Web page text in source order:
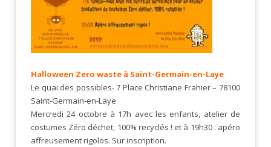
Halloween Zero waste à Saint-Germain-en-Laye
Le quai des possibles- 7 Place Christiane Frahier – 78100
Saint-Germain-en-Laye
Mercredi 24 octobre à 17h avec les enfants, atelier de
costumes Zéro déchet, 100% recyclés ! et à 19h30 : apéro
affreusement rigolos. Sur inscription.